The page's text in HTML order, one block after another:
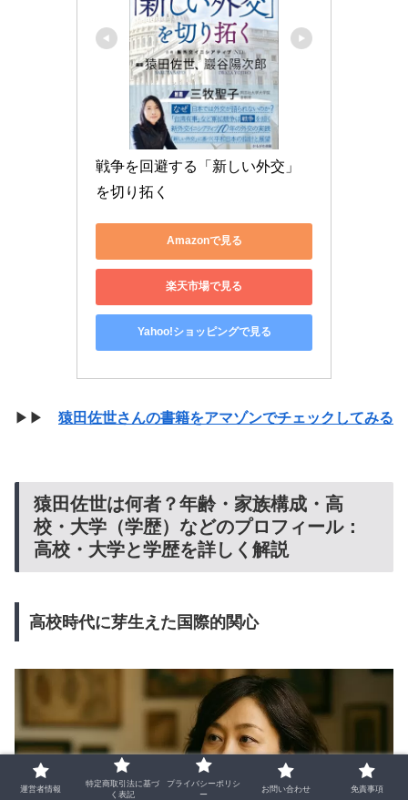
戦争を回避する「新しい外交」
を切り拓く
Amazonで見る
楽天市場で見る
Yahoo!ショッピングで見る
▶▶ 猿田佐世さんの書籍をアマゾンでチェックしてみる
猿田佐世は何者？年齢・家族構成・高
校・大学（学歴）などのプロフィール：
高校・大学と学歴を詳しく解説
高校時代に芽生えた国際的関心
運営者情報
特定商取引法に基づ
く表記
プライバシーポリシ
ー
お問い合わせ 免責事項